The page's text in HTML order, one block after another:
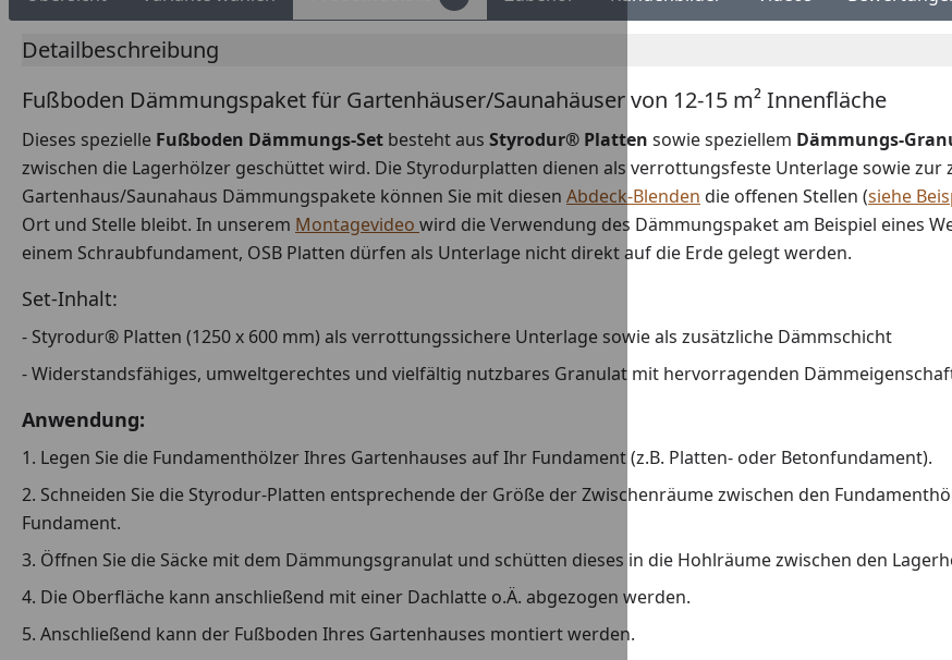
Detailbeschreibung
Fußboden Dämmungspaket für Gartenhäuser/Saunahäuser von 12-15 m² Innenfläche
Dieses spezielle Fußboden Dämmungs-Set besteht aus Styrodur® Platten sowie speziellem Dämmungs-
zwischen die Lagerhölzer geschüttet wird. Die Styrodurplatten dienen als verrottungsfeste Unterlage sowie
Gartenhaus/Saunahaus Dämmungspakete können Sie mit diesen Abdeck-Blenden die offenen Stellen (siehe
Ort und Stelle bleibt. In unserem Montagevideo wird die Verwendung des Dämmungspaket am Beispiel eines
einem Schraubfundament, OSB Platten dürfen als Unterlage nicht direkt auf die Erde gelegt werden.
Set-Inhalt:
- Styrodur® Platten (1250 x 600 mm) als verrottungssichere Unterlage sowie als zusätzliche Dämmschicht
- Widerstandsfähiges, umweltgerechtes und vielfältig nutzbares Granulat mit hervorragenden
Anwendung:
1. Legen Sie die Fundamenthölzer Ihres Gartenhauses auf Ihr Fundament (z.B. Platten- oder Betonfundament).
2. Schneiden Sie die Styrodur-Platten entsprechende der Größe der Zwischenräume zwischen den
Fundament.
3. Öffnen Sie die Säcke mit dem Dämmungsgranulat und schütten dieses in die Hohlräume zwischen den
4. Die Oberfläche kann anschließend mit einer Dachlatte o.Ä. abgezogen werden.
5. Anschließend kann der Fußboden Ihres Gartenhauses montiert werden.